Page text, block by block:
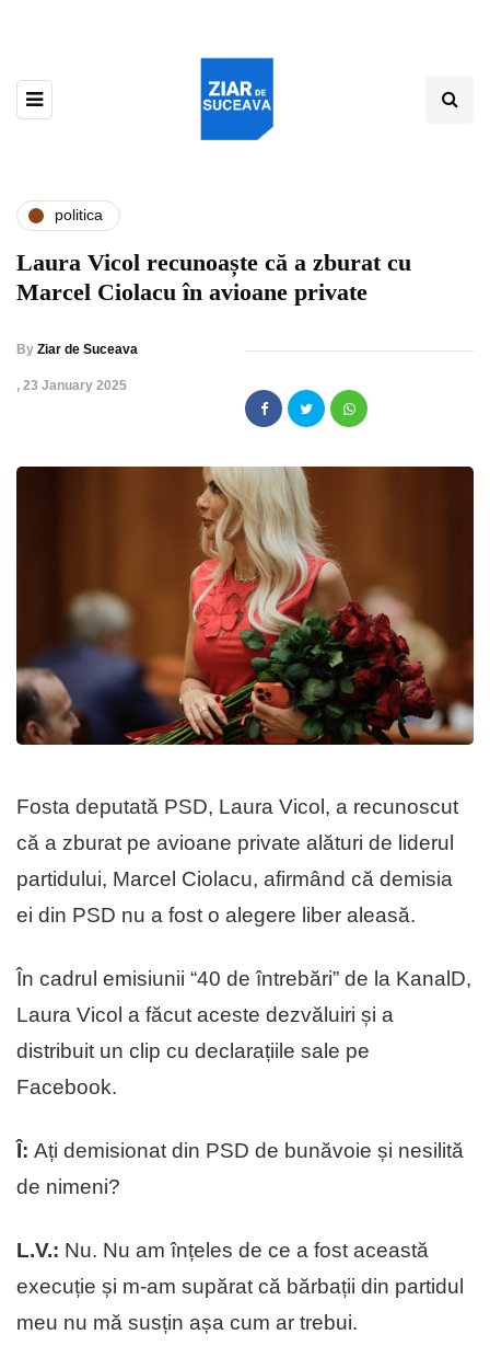
politica
Laura Vicol recunoaște că a zburat cu
Marcel Ciolacu în avioane private
By Ziar de Suceava
, 23 January 2025
Fosta deputată PSD, Laura Vicol, a recunoscut
că a zburat pe avioane private alături de liderul
partidului, Marcel Ciolacu, afirmând că demisia
ei din PSD nu a fost o alegere liber aleasă.
În cadrul emisiunii “40 de întrebări” de la KanalD,
Laura Vicol a făcut aceste dezvăluiri și a
distribuit un clip cu declarațiile sale pe
Facebook.
Î: Ați demisionat din PSD de bunăvoie și nesilită
de nimeni?
L.V.: Nu. Nu am înțeles de ce a fost această
execuție și m-am supărat că bărbații din partidul
meu nu mă susțin așa cum ar trebui.